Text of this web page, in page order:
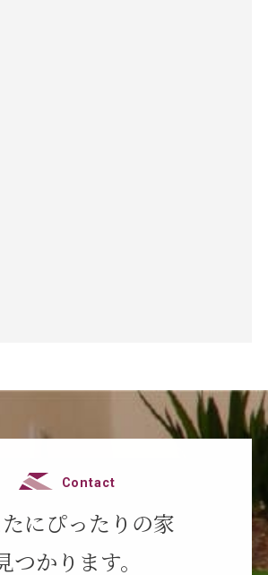
Contact
にぴったりの家
つかります。